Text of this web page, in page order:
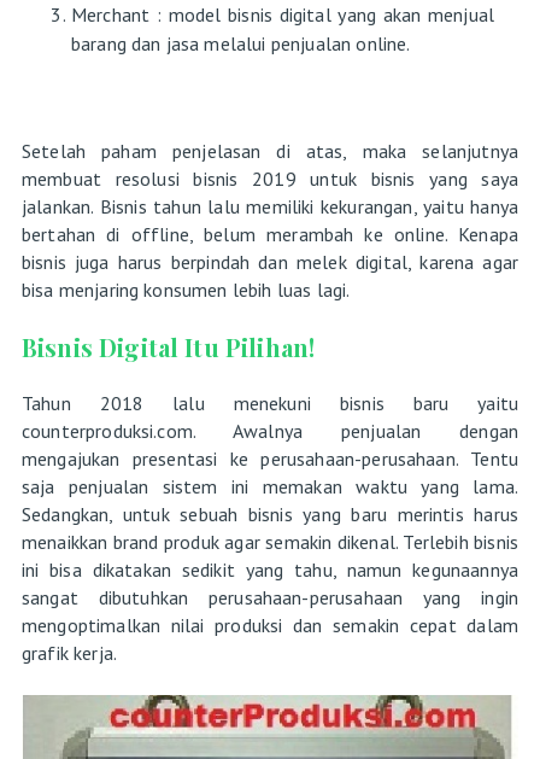
Merchant : model bisnis digital yang akan menjual
barang dan jasa melalui penjualan online.
Setelah paham penjelasan di atas, maka selanjutnya
membuat resolusi bisnis 2019 untuk bisnis yang saya
jalankan. Bisnis tahun lalu memiliki kekurangan, yaitu hanya
bertahan di offline, belum merambah ke online. Kenapa
bisnis juga harus berpindah dan melek digital, karena agar
bisa menjaring konsumen lebih luas lagi.
Bisnis Digital Itu Pilihan!
Tahun 2018 lalu menekuni bisnis baru yaitu
counterproduksi.com. Awalnya penjualan dengan
mengajukan presentasi ke perusahaan-perusahaan. Tentu
saja penjualan sistem ini memakan waktu yang lama.
Sedangkan, untuk sebuah bisnis yang baru merintis harus
menaikkan brand produk agar semakin dikenal. Terlebih bisnis
ini bisa dikatakan sedikit yang tahu, namun kegunaannya
sangat dibutuhkan perusahaan-perusahaan yang ingin
mengoptimalkan nilai produksi dan semakin cepat dalam
grafik kerja.